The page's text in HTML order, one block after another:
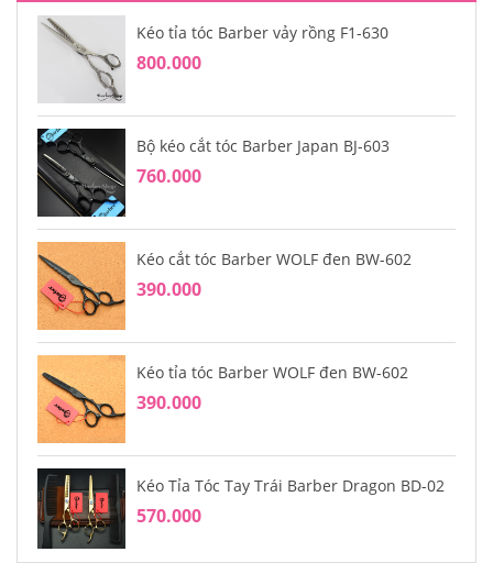
Kéo tỉa tóc Barber vảy rồng F1-630
800.000
Bộ kéo cắt tóc Barber Japan BJ-603
760.000
Kéo cắt tóc Barber WOLF đen BW-602
390.000
Kéo tỉa tóc Barber WOLF đen BW-602
390.000
Kéo Tỉa Tóc Tay Trái Barber Dragon BD-02
570.000